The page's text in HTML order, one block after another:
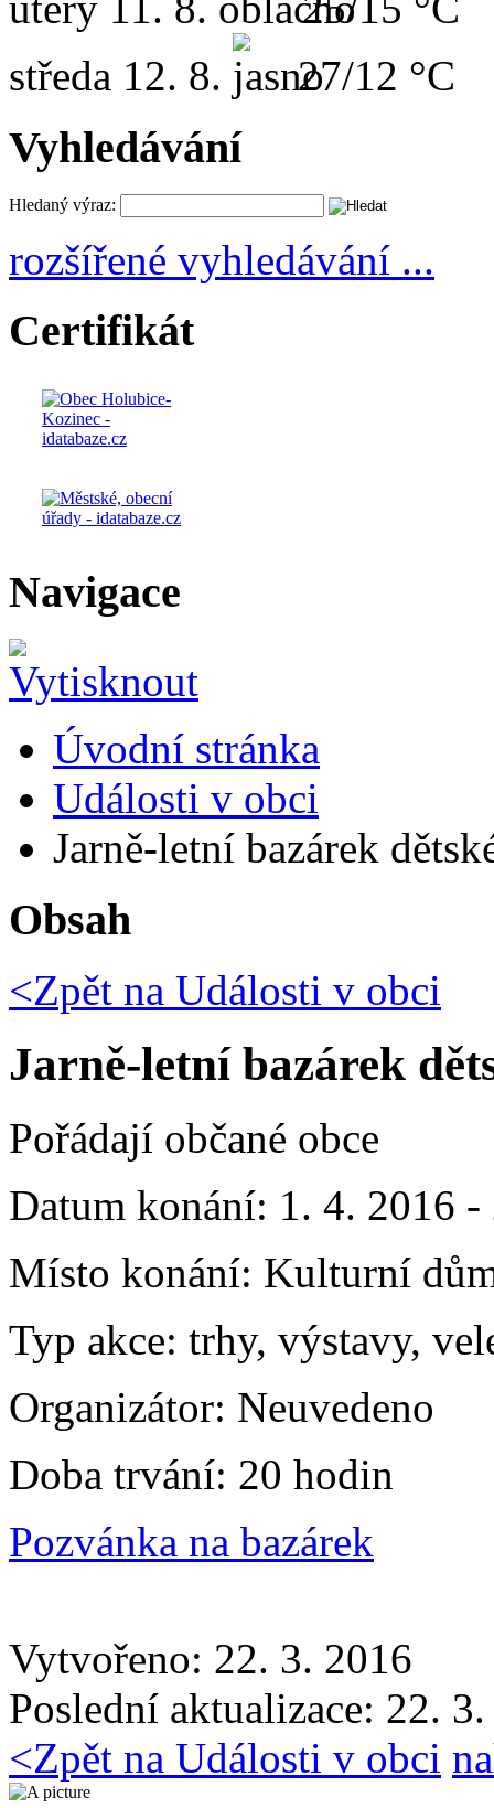
středa 12. 8. 27/12 °C
Vyhledávání
Hledaný výraz:
rozšířené vyhledávání ...
Certifikát
Navigace
Úvodní stránka
Události v obci
Jarně-letní bazárek
Obsah
<Zpět na Události v obci
Jarně-letní bazárek
Pořádají občané obce
Datum konání: 1. 4. 2016 -
Místo konání: Kulturní
Typ akce: trhy, výstavy,
Organizátor: Neuvedeno
Doba trvání: 20 hodin
Pozvánka na bazárek
Vytvořeno: 22. 3. 2016
Poslední aktualizace: 22.
<Zpět na Události v obci